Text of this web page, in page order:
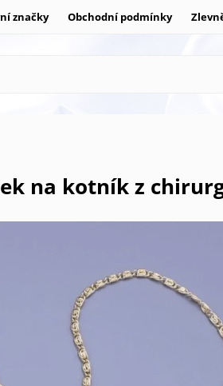
značky Obchodní podmínky
na kotník z